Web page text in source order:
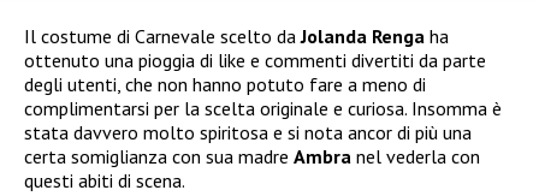
Il costume di Carnevale scelto daJolanda Renga ha
ottenuto una pioggia di like e commenti divertiti da parte
degli utenti, che non hanno potuto fare a meno di
complimentarsi per la scelta originale e curiosa. Insomma è
stata davvero molto spiritosa e si nota ancor di più una
certa somiglianza con sua madre Ambra nel vederla con
questi abiti di scena.